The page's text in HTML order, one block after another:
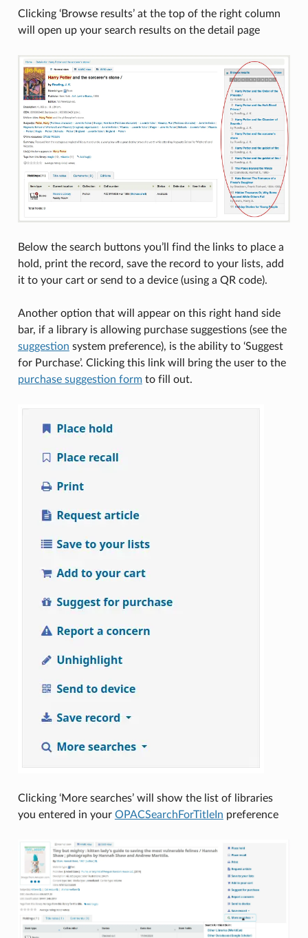
Clicking ‘Browse results’ at the top of the right column
will open up your search results on the detail page
Below the search buttons you’ll find the links to place a
hold, print the record, save the record to your lists, add
it to your cart or send to a device (using a QR code).
Another option that will appear on this right hand side
bar, if a library is allowing purchase suggestions (see the
suggestion system preference), is the ability to ‘Suggest
for Purchase’. Clicking this link will bring the user to the
purchase suggestion formto fill out.
Clicking ‘More searches’ will show the list of libraries
you entered in your OPACSearchForTitleIn preference